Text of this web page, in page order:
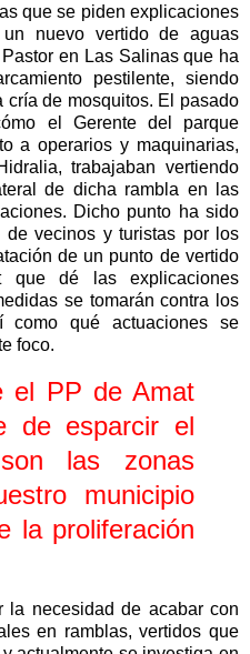
que se piden explicaciones
nuevo vertido de aguas
en Las Salinas que ha
pestilente, siendo
de mosquitos. El pasado
el Gerente del parque
a operarios y maquinarias,
trabajaban vertiendo
de dicha rambla en las
Dicho punto ha sido
vecinos y turistas por los
de un punto de vertido
que dé las explicaciones
se tomarán contra los
como qué actuaciones se
foco.
el PP de Amat
de esparcir el
las zonas
municipio
la proliferación
la necesidad de acabar con
en ramblas, vertidos que